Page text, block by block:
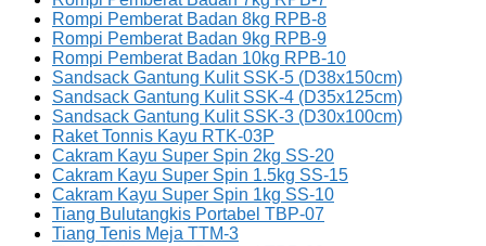
Rompi Pemberat Badan 8kg RPB-8
Rompi Pemberat Badan 9kg RPB-9
Rompi Pemberat Badan 10kg RPB-10
Sandsack Gantung Kulit SSK-5 (D38x150cm)
Sandsack Gantung Kulit SSK-4 (D35x125cm)
Sandsack Gantung Kulit SSK-3 (D30x100cm)
Raket Tonnis Kayu RTK-03P
Cakram Kayu Super Spin 2kg SS-20
Cakram Kayu Super Spin 1.5kg SS-15
Cakram Kayu Super Spin 1kg SS-10
Tiang Bulutangkis Portabel TBP-07
Tiang Tenis Meja TTM-3